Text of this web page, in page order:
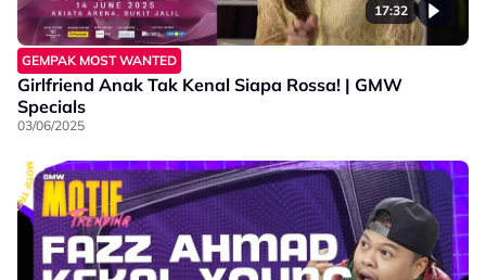
17:32
GEMPAK MOST WANTED
Girlfriend Anak Tak Kenal Siapa Rossa! | GMW
Specials
03/06/2025